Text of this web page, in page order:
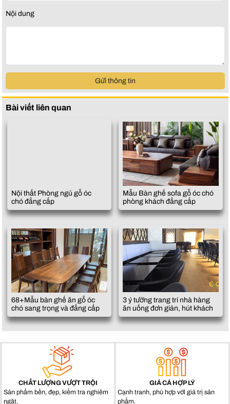
Nội dung
Gửi thông tin
Bài viết liên quan
Nội thất Phòng ngủ gỗ óc
chó đẳng cấp
Mẫu Bàn ghế sofa gỗ óc chó
phòng khách đẳng cấp
68+Mẫu bàn ghế ăn gỗ óc
chó sang trọng và đẳng cấp
3 ý tưởng trang trí nhà hàng
ăn uống đơn giản, hút khách
CHẤT LƯỢNG VƯỢT TRỘI
Sản phẩm bền, đẹp, kiểm tra nghiêm
ngặt.
GIÁ CẢ HỢP LÝ
Cạnh tranh, phù hợp với giá trị sản
phẩm.